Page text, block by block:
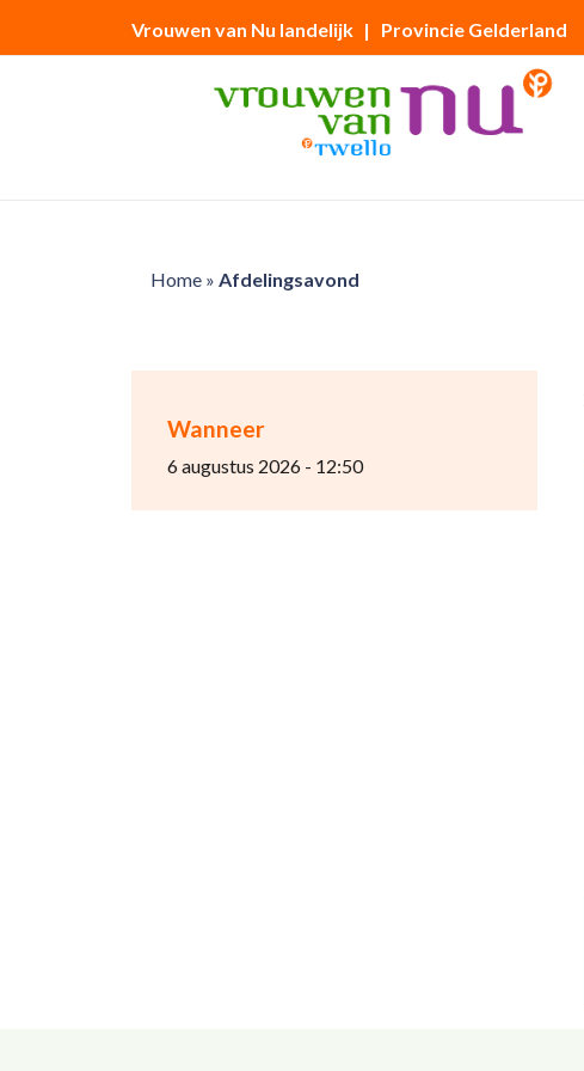
Vrouwen van Nu landelijk | Provincie Gelderland
Home» Afdelingsavond
Wanneer
6 augustus 2026 - 12:50